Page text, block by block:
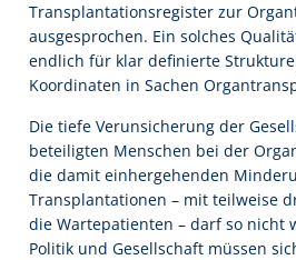
Transplantationsregister zur
ausgesprochen. Ein solches
endlich für klar definierte
Koordinaten in Sachen
Die tiefe Verunsicherung der
beteiligten Menschen bei der
die damit einhergehenden
Transplantationen – mit teilweise
die Wartepatienten – darf so nicht
Politik und Gesellschaft müssen